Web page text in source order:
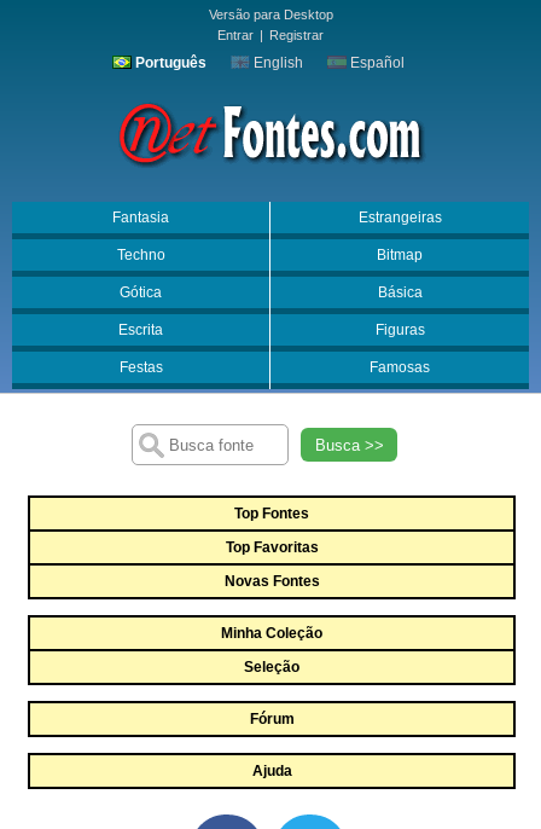
Versão para Desktop
Entrar | Registrar
Português English Español
Fantasia Estrangeiras
Techno Bitmap
Gótica Básica
Escrita Figuras
Festas Famosas
Busca >>
Top Fontes
Top Favoritas
Novas Fontes
Minha Coleção
Seleção
Fórum
Ajuda